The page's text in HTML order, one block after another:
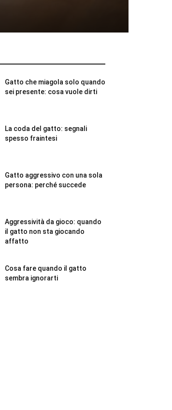
Gatto che miagola solo quando
sei presente: cosa vuole dirti
La coda del gatto: segnali
spesso fraintesi
Gatto aggressivo con una sola
persona: perché succede
Aggressività da gioco: quando
il gatto non sta giocando
affatto
Cosa fare quando il gatto
sembra ignorarti